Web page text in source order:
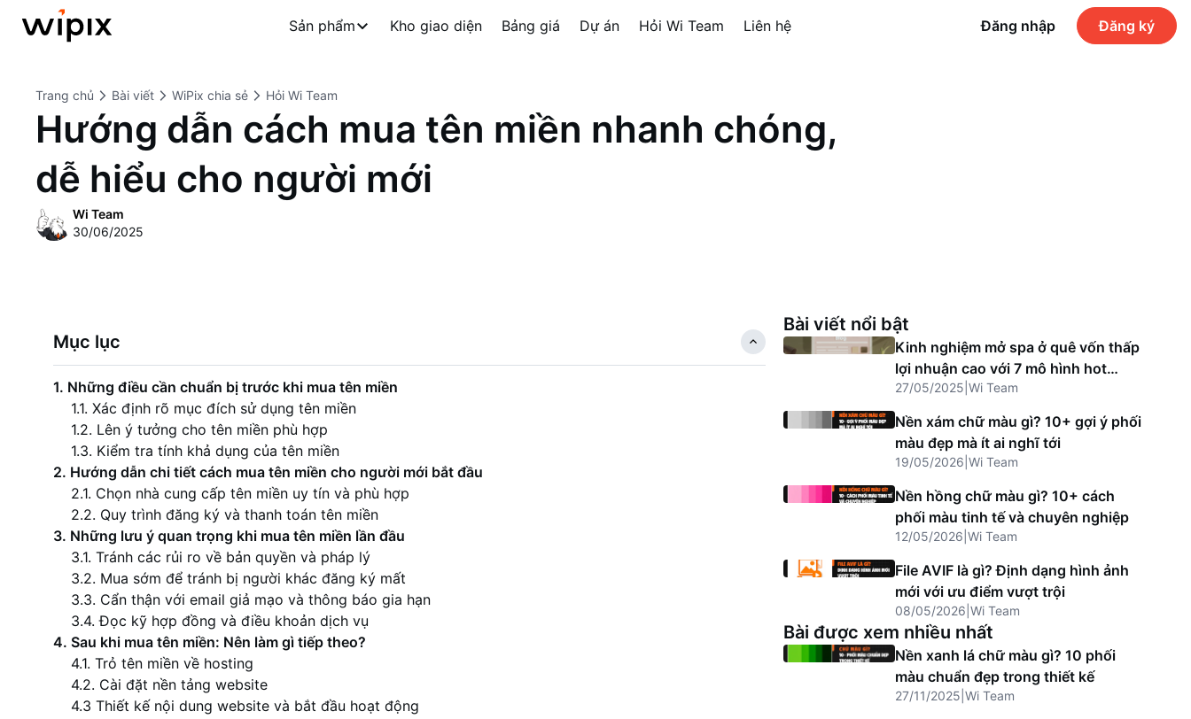
Sản phẩm Kho giao diện Bảng giá Dự án Hỏi Wi Team Liên hệ Đăng nhập Đăng ký
Trang chủ Bài viết WiPix chia sẻ Hỏi Wi Team
Hướng dẫn cách mua tên miền nhanh chóng,
dễ hiểu cho người mới
Wi Team
30/06/2025
Mục lục
1. Những điều cần chuẩn bị trước khi mua tên miền
1.1. Xác định rõ mục đích sử dụng tên miền
1.2. Lên ý tưởng cho tên miền phù hợp
1.3. Kiểm tra tính khả dụng của tên miền
2. Hướng dẫn chi tiết cách mua tên miền cho người mới bắt đầu
2.1. Chọn nhà cung cấp tên miền uy tín và phù hợp
2.2. Quy trình đăng ký và thanh toán tên miền
3. Những lưu ý quan trọng khi mua tên miền lần đầu
3.1. Tránh các rủi ro về bản quyền và pháp lý
3.2. Mua sớm để tránh bị người khác đăng ký mất
3.3. Cẩn thận với email giả mạo và thông báo gia hạn
3.4. Đọc kỹ hợp đồng và điều khoản dịch vụ
4. Sau khi mua tên miền: Nên làm gì tiếp theo?
4.1. Trỏ tên miền về hosting
4.2. Cài đặt nền tảng website
4.3 Thiết kế nội dung website và bắt đầu hoạt động
Bài viết nổi bật
Kinh nghiệm mở spa ở quê vốn thấp
lợi nhuận cao với 7 mô hình hot
2025
27/05/2025 Wi Team
Nền xám chữ màu gì? 10+ gợi ý phối
màu đẹp mà ít ai nghĩ tới
19/05/2026 Wi Team
Nền hồng chữ màu gì? 10+ cách
phối màu tinh tế và chuyên nghiệp
12/05/2026 Wi Team
File AVIF là gì? Định dạng hình ảnh
mới với ưu điểm vượt trội
08/05/2026 Wi Team
Bài được xem nhiều nhất
Nền xanh lá chữ màu gì? 10 phối
màu chuẩn đẹp trong thiết kế
27/11/2025 Wi Team